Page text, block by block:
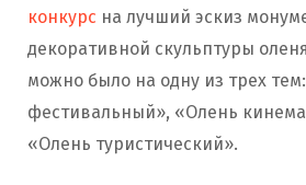
конкурс на лучший эскиз
декоративной скульптуры
можно было на одну из трех
фестивальный», «Олень
«Олень туристический».